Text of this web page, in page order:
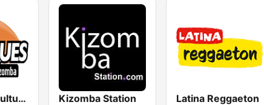
Tropiques Cultures Kizomba Station Latina Reggaeton